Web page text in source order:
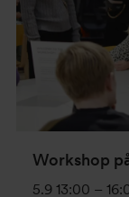
Workshop
5.9 13:00 –